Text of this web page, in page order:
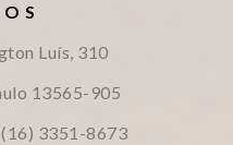
Luís, 310
13565-905
3351-8673